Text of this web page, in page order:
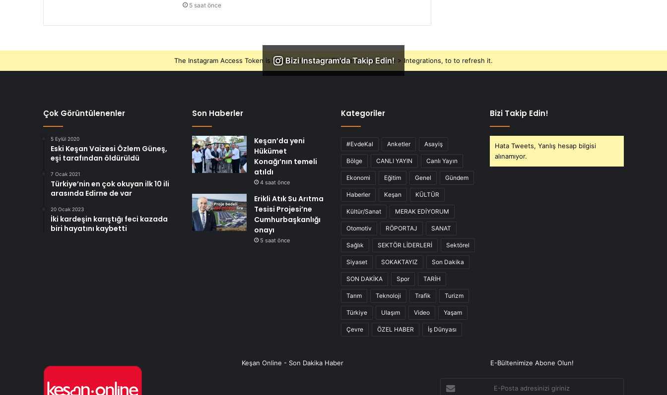
5 saat önce
Bizi Instagram'da Takip Edin!
The Instagram Access Token is expired, Go to the Theme options page > Integrations, to to refresh it.
Çok Görüntülenenler
5 Eylül 2020
Eski Keşan Vaizesi Özlem Güneş,
eşi tarafından öldürüldü
7 Ocak 2021
Türkiye’nin en çok okuyan ilk 10 ili
arasında Edirne de var
20 Ocak 2023
İki kardeşin karıştığı feci kazada
biri hayatını kaybetti
Son Haberler
Keşan’da yeni
Hükümet
Konağı’nın temeli
atıldı
4 saat önce
Erikli Atık Su Arıtma
Tesisi Projesi’ne
Cumhurbaşkanlığı
onayı
5 saat önce
Kategoriler
#EvdeKal Anketler Asayiş
Bölge CANLI YAYIN Canlı Yayın
Ekonomi Eğitim Genel Gündem
Haberler Keşan KÜLTÜR
Kültür/Sanat MERAK EDİYORUM
Otomotiv RÖPORTAJ SANAT
Sağlık SEKTÖR LİDERLERİ Sektörel
Siyaset SOKAKTAYIZ Son Dakika
SON DAKİKA Spor TARİH
Tarım Teknoloji Trafik Turizm
Türkiye Ulaşım Video Yaşam
Çevre ÖZEL HABER İş Dünyası
Bizi Takip Edin!
Hata Tweets, Yanlış hesap bilgisi
alınamıyor.
Keşan Online - Son Dakika Haber E-Bültenimize Abone Olun!
Posta